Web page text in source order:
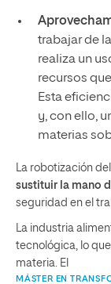
trabajar de
realiza un
recursos
Esta
y, con ello,
materias
La robotización
sustituir la mano
seguridad en el
La industria
tecnológica, lo
materia. El
MÁSTER EN